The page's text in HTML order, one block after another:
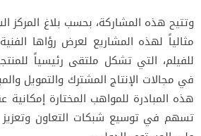
وتتيح هذه المشاركة، بحسب بلاغ المركز
مثالياً لهذه المشاريع لعرض رؤاها
للفيلم، التي تشكل ملتقى رئيسياً
في مجالات الإنتاج المشترك والتمويل
هذه المبادرة للمواهب المختارة
تسهم في توسيع شبكات التعاون